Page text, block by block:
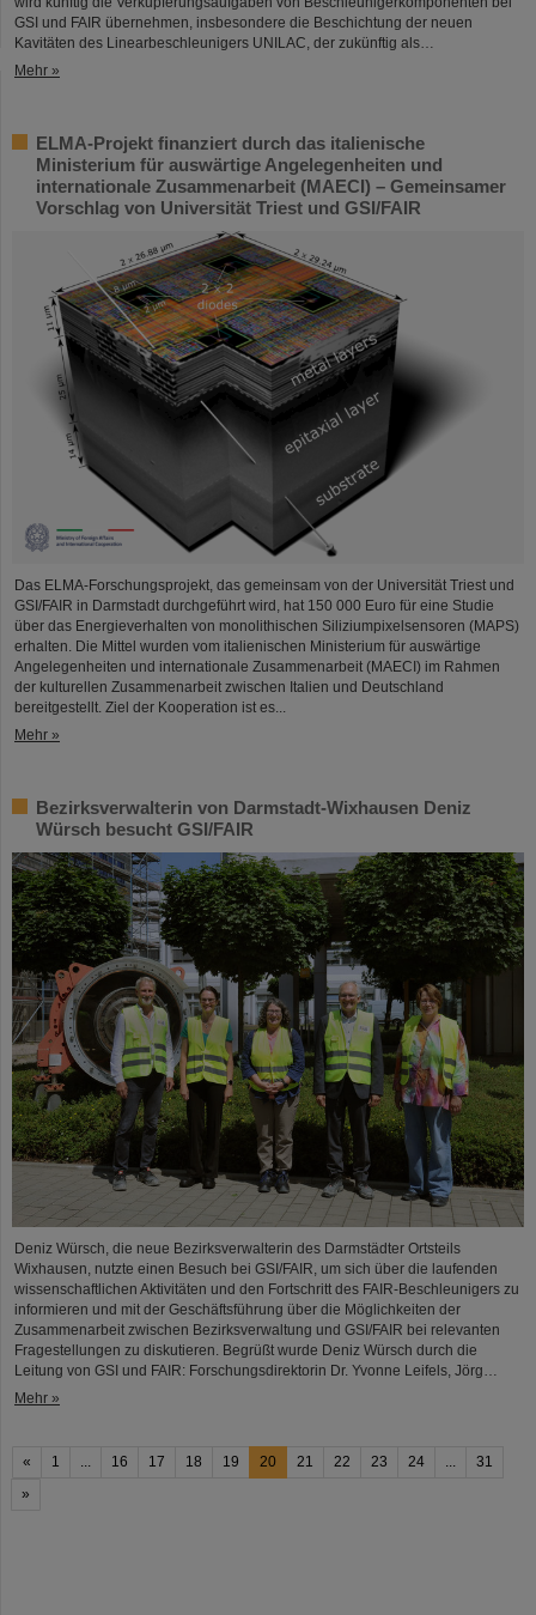
GSI und FAIR übernehmen, insbesondere die Beschichtung der neuen
Kavitäten des Linearbeschleunigers UNILAC, der zukünftig als…
Mehr »
ELMA-Projekt finanziert durch das italienische
Ministerium für auswärtige Angelegenheiten und
internationale Zusammenarbeit (MAECI) – Gemeinsamer
Vorschlag von Universität Triest und GSI/FAIR
Das ELMA-Forschungsprojekt, das gemeinsam von der Universität Triest und
GSI/FAIR in Darmstadt durchgeführt wird, hat 150 000 Euro für eine Studie
über das Energieverhalten von monolithischen Siliziumpixelsensoren (MAPS)
erhalten. Die Mittel wurden vom italienischen Ministerium für auswärtige
Angelegenheiten und internationale Zusammenarbeit (MAECI) im Rahmen
der kulturellen Zusammenarbeit zwischen Italien und Deutschland
bereitgestellt. Ziel der Kooperation ist es...
Mehr »
Bezirksverwalterin von Darmstadt-Wixhausen Deniz
Würsch besucht GSI/FAIR
Deniz Würsch, die neue Bezirksverwalterin des Darmstädter Ortsteils
Wixhausen, nutzte einen Besuch bei GSI/FAIR, um sich über die laufenden
wissenschaftlichen Aktivitäten und den Fortschritt des FAIR-Beschleunigers zu
informieren und mit der Geschäftsführung über die Möglichkeiten der
Zusammenarbeit zwischen Bezirksverwaltung und GSI/FAIR bei relevanten
Fragestellungen zu diskutieren. Begrüßt wurde Deniz Würsch durch die
Leitung von GSI und FAIR: Forschungsdirektorin Dr. Yvonne Leifels, Jörg…
Mehr »
« 1 ... 16 17 18 19 20 21 22 23 24 ...
31
»